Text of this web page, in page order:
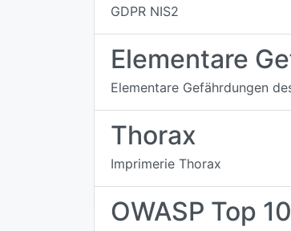
GDPR NIS2
Elementare
Elementare Gefährdungen
Thorax
Imprimerie Thorax
OWASP Top